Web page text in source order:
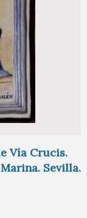
Vía Crucis.
Sevilla.